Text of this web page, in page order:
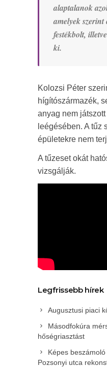
alaptalanok
amelyek
festékbolt,
ki.
Kolozsi Péter
hígítószármazék,
anyag nem
leégésében. A tűz
épületekre nem
A tűzeset okát
vizsgálják.
Legfrissebb hírek
Augusztusi piaci
Másodfokúra
hőségriasztást
Képes
Pozsonyi utca